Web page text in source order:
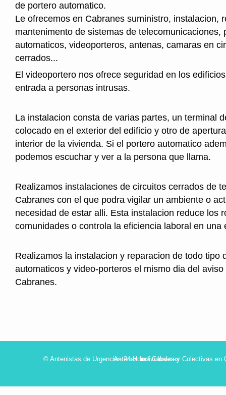
de portero automatico.
Le ofrecemos en Cabranes suministro, instalacion,
mantenimento de sistemas de telecomunicaciones,
automaticos, videoporteros, antenas, camaras en
cerrados...
El videoportero nos ofrece seguridad en los
entrada a personas intrusas.
La instalacion consta de varias partes, un terminal
colocado en el exterior del edificio y otro de
interior de la vivienda. Si el portero automatico
podemos escuchar y ver a la persona que llama.
Realizamos instalaciones de circuitos cerrados de
Cabranes con el que podra vigilar un ambiente o
necesidad de estar alli. Esta instalacion reduce los
comunidades o controla la eficiencia laboral en una
Realizamos la instalacion y reparacion de todo tipo
automaticos y video-porteros el mismo dia del aviso
Cabranes.
© Antenistas de Urgencias 24 Horas Cabranes
Antenas Individuales y Colectivas en